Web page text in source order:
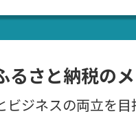
るさと納税の
ビジネスの両立を